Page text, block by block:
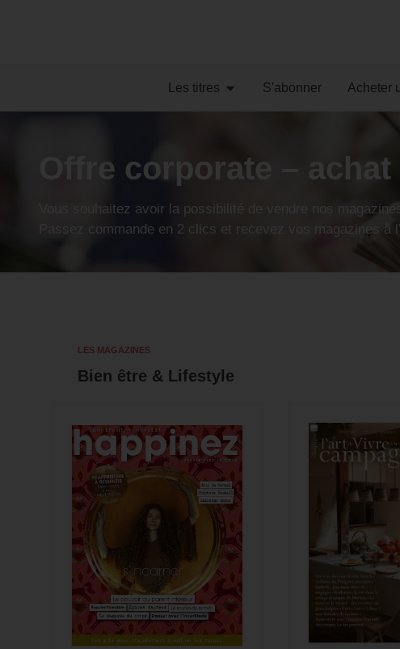
Les titres S'abonner Acheter
Offre corporate –
Vous souhaitez avoir la possibilité de vendre nos
Passez commande en 2 clics et recevez vos magazines
LES MAGAZINES
Bien être & Lifestyle